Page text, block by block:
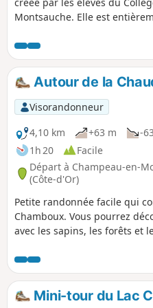
Montsauche. Elle est
Autour de la
Visorandonneur
4,10 km
+63 m
-
1h 20
Facile
Départ à Champeau-en-
(Côte-d'Or)
Petite randonnée facile qui
Chamboux. Vous pourrez
avec les sapins, les forêts et
Mini-tour du Lac